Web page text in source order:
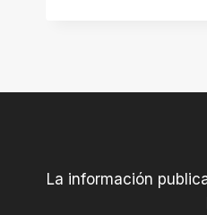
a
La información